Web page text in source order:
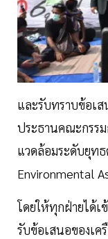
และรับทราบข้อเส
ประธานคณะกรรม
แวดล้อมระดับยุทธ
Environmental
โดยให้ทุกฝ่ายได้เ
รับข้อเสนอของเ